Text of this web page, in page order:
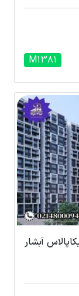
M1381
واحدی رونیکاپالاس آبشار